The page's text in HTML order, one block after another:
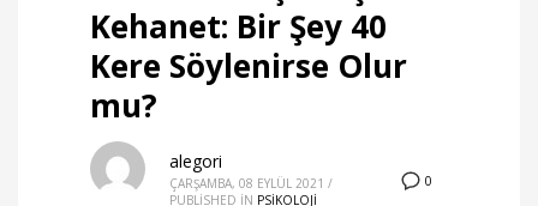
Kehanet: Bir Şey 40
Kere Söylenirse Olur
mu?
0
alegori
ÇARŞAMBA, 08 EYLÜL 2021 /
PUBLISHED IN PSİKOLOJİ